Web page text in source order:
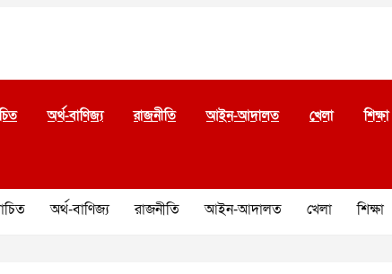
অর্থ-বাণিজ্য রাজনীতি আইন-আদালত খেলা শিক্ষা
অর্থ-বাণিজ্য রাজনীতি আইন-আদালত খেলা শিক্ষা